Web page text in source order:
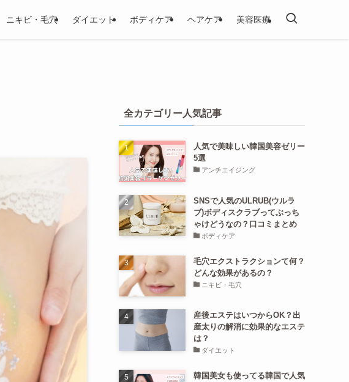
ニキビ・毛穴 ダイエット ボディケア ヘアケア 美容医療
全カテゴリー人気記事
人気で美味しい韓国美容ゼリー
5選
アンチエイジング
SNSで人気のULRUB(ウルラ
ブ)ボディスクラブってぶっち
ゃけどうなの？口コミまとめ
ボディケア
毛穴エクストラクションて何？
どんな効果があるの？
ニキビ・毛穴
産後エステはいつからOK？出
産太りの解消に効果的なエステ
は？
ダイエット
韓国美女も使ってる韓国で人気